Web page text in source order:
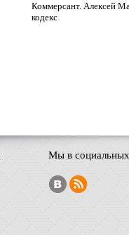
Коммерсант. Алексей
кодекс
Мы в